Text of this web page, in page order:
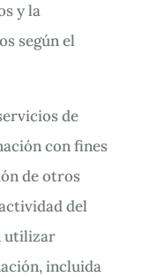
y la
según el
de
con fines
de otros
del
utilizar
incluida